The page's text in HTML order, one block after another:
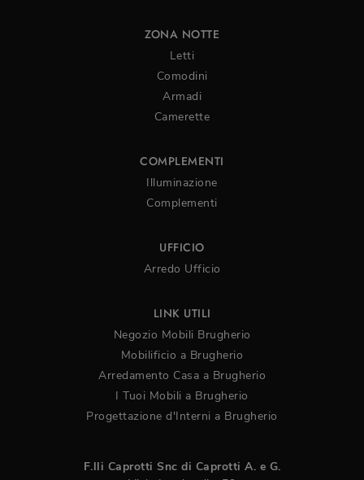
ZONA NOTTE
Letti
Comodini
Armadi
Camerette
COMPLEMENTI
Illuminazione
Complementi
UFFICIO
Arredo Ufficio
LINK UTILI
Negozio Mobili Brugherio
Mobilificio a Brugherio
Arredamento Casa a Brugherio
I Tuoi Mobili a Brugherio
Progettazione d'Interni a Brugherio
F.lli Caprotti Snc di Caprotti A. e G.